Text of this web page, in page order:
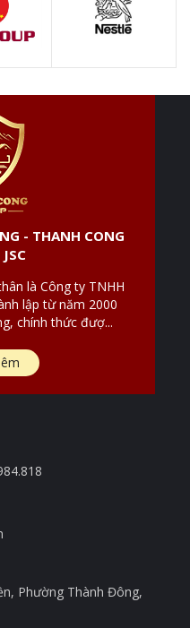
- THANH CONG
là Công ty TNHH
lập từ năm 2000
chính thức đượ...
Phường Thành Đông,